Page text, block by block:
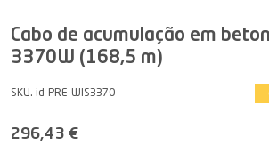
Cabo de acumulação em
3370W (168,5 m)
SKU. id-PRE-WIS3370
296,43 €